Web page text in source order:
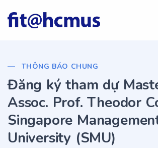
THÔNG BÁO CHUNG
Đăng ký tham dự
Assoc. Prof. Theodor
Singapore
University (SMU)